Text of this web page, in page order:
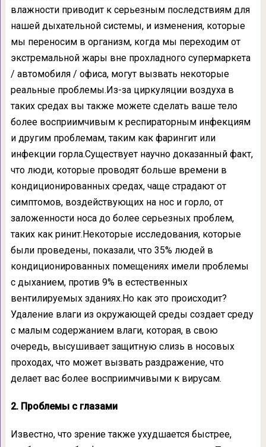
влажности приводит к серьезным последствиям для
нашей дыхательной системы, и изменения, которые
мы переносим в организм, когда мы переходим от
экстремальной жары вне прохладного супермаркета
/ автомобиля / офиса, могут вызвать некоторые
реальные проблемы.Из-за циркуляции воздуха в
таких средах вы также можете сделать ваше тело
более восприимчивым к респираторным инфекциям
и другим проблемам, таким как фарингит или
инфекции горла.Существует научно доказанный факт,
что люди, которые проводят больше времени в
кондиционированных средах, чаще страдают от
симптомов, воздействующих на нос и горло, от
заложенности носа до более серьезных проблем,
таких как ринит.Некоторые исследования, которые
были проведены, показали, что 35% людей в
кондиционированных помещениях имели проблемы
с дыханием, против 9% в естественных
вентилируемых зданиях.Но как это происходит?
Удаление влаги из окружающей среды создает среду
с малым содержанием влаги, которая, в свою
очередь, высушивает защитную слизь в носовых
проходах, что может вызвать раздражение, что
делает вас более восприимчивыми к вирусам.
2. Проблемы с глазами
Известно, что зрение также ухудшается быстрее,